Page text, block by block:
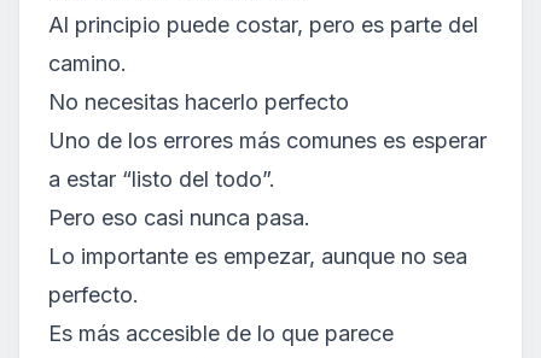
Al principio puede costar, pero es parte del
camino.
No necesitas hacerlo perfecto
Uno de los errores más comunes es esperar
a estar “listo del todo”.
Pero eso casi nunca pasa.
Lo importante es empezar, aunque no sea
perfecto.
Es más accesible de lo que parece